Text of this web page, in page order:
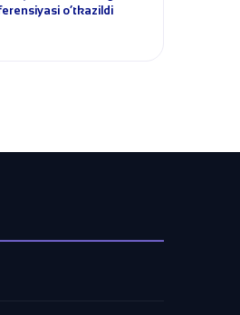
o‘tkazildi